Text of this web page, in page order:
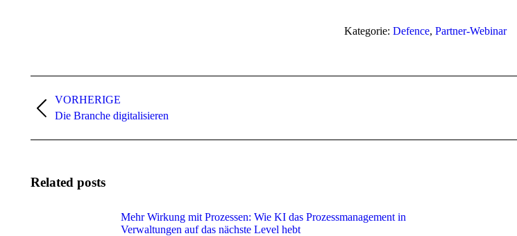
Kategorie: Defence, Partner-Webinar
VORHERIGE
Vorheriger
Die Branche digitalisieren
Related posts
Mehr Wirkung mit Prozessen: Wie KI das Prozessmanagement in
Verwaltungen auf das nächste Level hebt